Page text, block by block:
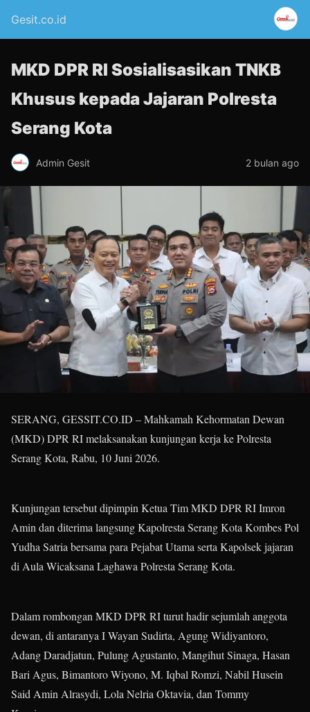
Gesit.co.id
MKD DPR RI Sosialisasikan TNKB
Khusus kepada Jajaran Polresta
Serang Kota
Admin Gesit 2 bulan ago
SERANG, GESSIT.CO.ID – Mahkamah Kehormatan Dewan
(MKD) DPR RI melaksanakan kunjungan kerja ke Polresta
Serang Kota, Rabu, 10 Juni 2026.
Kunjungan tersebut dipimpin Ketua Tim MKD DPR RI Imron
Amin dan diterima langsung Kapolresta Serang Kota Kombes Pol
Yudha Satria bersama para Pejabat Utama serta Kapolsek jajaran
di Aula Wicaksana Laghawa Polresta Serang Kota.
Dalam rombongan MKD DPR RI turut hadir sejumlah anggota
dewan, di antaranya I Wayan Sudirta, Agung Widiyantoro,
Adang Daradjatun, Pulung Agustanto, Mangihut Sinaga, Hasan
Bari Agus, Bimantoro Wiyono, M. Iqbal Romzi, Nabil Husein
Said Amin Alrasydi, Lola Nelria Oktavia, dan Tommy